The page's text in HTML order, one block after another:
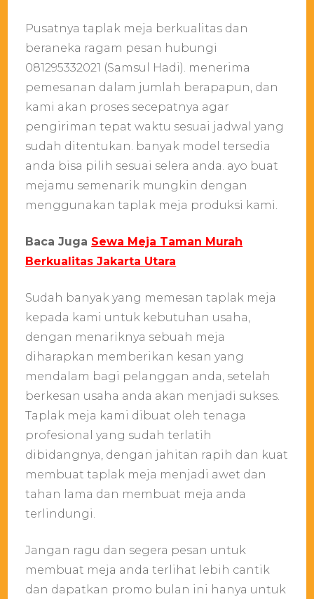
Pusatnya taplak meja berkualitas dan
beraneka ragam pesan hubungi
081295332021 (Samsul Hadi). menerima
pemesanan dalam jumlah berapapun, dan
kami akan proses secepatnya agar
pengiriman tepat waktu sesuai jadwal yang
sudah ditentukan. banyak model tersedia
anda bisa pilih sesuai selera anda. ayo buat
mejamu semenarik mungkin dengan
menggunakan taplak meja produksi kami.
Baca Juga Sewa Meja Taman Murah
Berkualitas Jakarta Utara
Sudah banyak yang memesan taplak meja
kepada kami untuk kebutuhan usaha,
dengan menariknya sebuah meja
diharapkan memberikan kesan yang
mendalam bagi pelanggan anda, setelah
berkesan usaha anda akan menjadi sukses.
Taplak meja kami dibuat oleh tenaga
profesional yang sudah terlatih
dibidangnya, dengan jahitan rapih dan kuat
membuat taplak meja menjadi awet dan
tahan lama dan membuat meja anda
terlindungi.
Jangan ragu dan segera pesan untuk
membuat meja anda terlihat lebih cantik
dan dapatkan promo bulan ini hanya untuk